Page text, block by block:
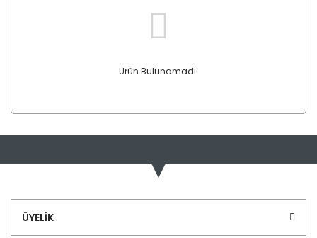
Ürün Bulunamadı.
ÜYELİK